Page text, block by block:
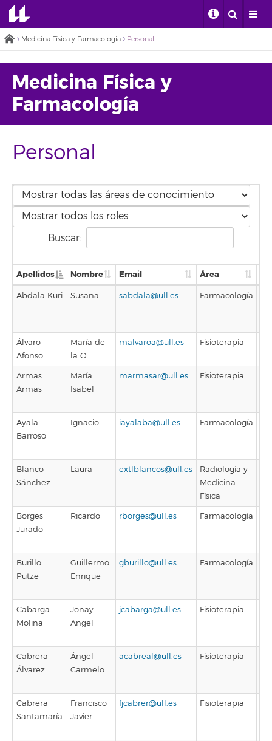
Medicina Física y Farmacología Personal
Medicina Física y
Farmacología
Personal
Buscar:
Apellidos Nombre Email Área
Abdala Kuri Susana sabdala@ull.es Farmacología
Álvaro
Afonso
María de
la O
malvaroa@ull.es Fisioterapia
Armas
Armas
María
Isabel
marmasar@ull.es Fisioterapia
Ayala
Barroso
Ignacio iayalaba@ull.es Farmacología
Blanco
Sánchez
Laura extlblancos@ull.es
Radiología y
Medicina
Física
Borges
Jurado
Ricardo rborges@ull.es Farmacología
Burillo
Putze
Guillermo
Enrique
gburillo@ull.es Farmacología
Cabarga
Molina
Jonay
Angel
jcabarga@ull.es Fisioterapia
Cabrera
Álvarez
Ángel
Carmelo
acabreal@ull.es Fisioterapia
Cabrera
Santamaría
Francisco
Javier
fjcabrer@ull.es Fisioterapia